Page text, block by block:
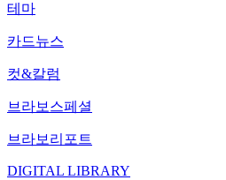
테마
카드뉴스
컷&칼럼
브라보스페셜
브라보리포트
DIGITAL LIBRARY